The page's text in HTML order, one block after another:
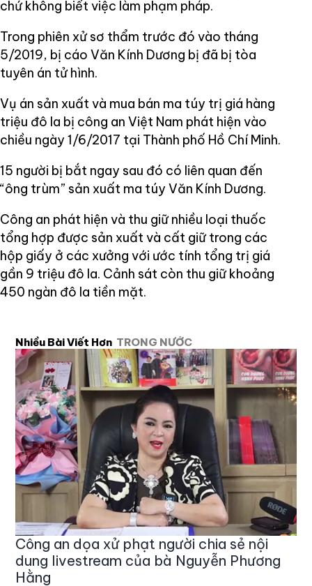
chứ không biết việc làm phạm pháp.
Trong phiên xử sơ thẩm trước đó vào tháng
5/2019, bị cáo Văn Kính Dương bị đã bị tòa
tuyên án tử hình.
Vụ án sản xuất và mua bán ma túy trị giá hàng
triệu đô la bị công an Việt Nam phát hiện vào
chiều ngày 1/6/2017 tại Thành phố Hồ Chí Minh.
15 người bị bắt ngay sau đó có liên quan đến
“ông trùm” sản xuất ma túy Văn Kính Dương.
Công an phát hiện và thu giữ nhiều loại thuốc
tổng hợp được sản xuất và cất giữ trong các
hộp giấy ở các xưởng với ước tính tổng trị giá
gần 9 triệu đô la. Cảnh sát còn thu giữ khoảng
450 ngàn đô la tiền mặt.
Nhiều Bài Viết Hơn TRONG NƯỚC
Công an dọa xử phạt người chia sẻ nội
dung livestream của bà Nguyễn Phương
Hằng